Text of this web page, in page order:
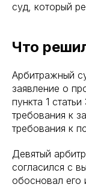
суд, который
Что
Арбитражный
заявление о
пункта 1
требования к
требования к
Девятый
согласился с
обосновал его